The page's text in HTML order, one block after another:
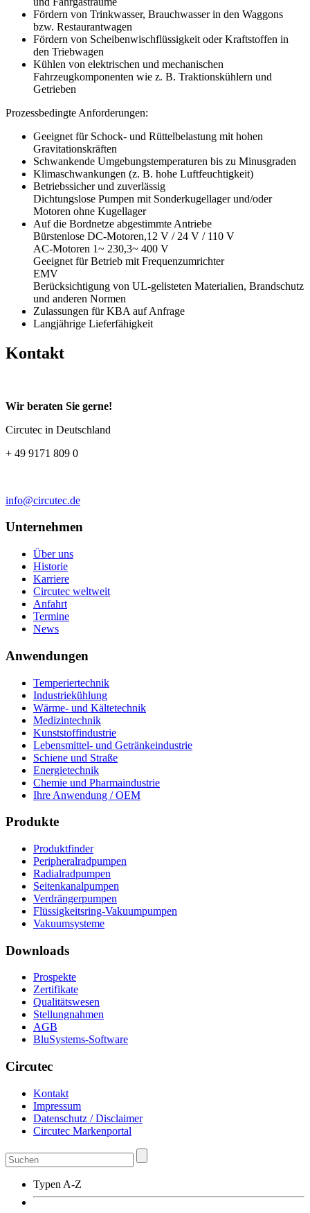
Fördern von Trinkwasser, Brauchwasser in den Waggons
bzw. Restaurantwagen
Fördern von Scheibenwischflüssigkeit oder Kraftstoffen in
den Triebwagen
Kühlen von elektrischen und mechanischen
Fahrzeugkomponenten wie z. B. Traktionskühlern und
Getrieben
Prozessbedingte Anforderungen:
Geeignet für Schock- und Rüttelbelastung mit hohen
Gravitationskräften
Schwankende Umgebungstemperaturen bis zu Minusgraden
Klimaschwankungen (z. B. hohe Luftfeuchtigkeit)
Betriebssicher und zuverlässig
Dichtungslose Pumpen mit Sonderkugellager und/oder
Motoren ohne Kugellager
Auf die Bordnetze abgestimmte Antriebe
Bürstenlose DC-Motoren,12 V / 24 V / 110 V
AC-Motoren 1~ 230,3~ 400 V
Geeignet für Betrieb mit Frequenzumrichter
EMV
Berücksichtigung von UL-gelisteten Materialien, Brandschutz
und anderen Normen
Zulassungen für KBA auf Anfrage
Langjährige Lieferfähigkeit
Kontakt
Wir beraten Sie gerne!
Circutec in Deutschland
+ 49 9171 809 0
info@circutec.de
Unternehmen
Über uns
Historie
Karriere
Circutec weltweit
Anfahrt
Termine
News
Anwendungen
Temperiertechnik
Industriekühlung
Wärme- und Kältetechnik
Medizintechnik
Kunststoffindustrie
Lebensmittel- und Getränkeindustrie
Schiene und Straße
Energietechnik
Chemie und Pharmaindustrie
Ihre Anwendung / OEM
Produkte
Produktfinder
Peripheralradpumpen
Radialradpumpen
Seitenkanalpumpen
Verdrängerpumpen
Flüssigkeitsring-Vakuumpumpen
Vakuumsysteme
Downloads
Prospekte
Zertifikate
Qualitätswesen
Stellungnahmen
AGB
BluSystems-Software
Circutec
Kontakt
Impressum
Datenschutz / Disclaimer
Circutec Markenportal
Typen A-Z